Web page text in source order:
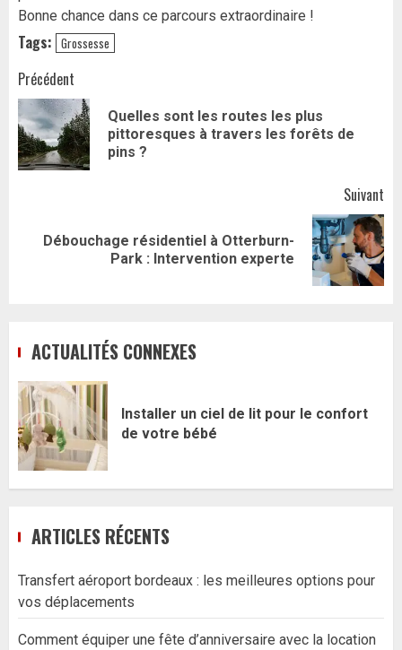
Bonne chance dans ce parcours extraordinaire !
Tags: Grossesse
Navigation
d’article
Précédent
Quelles sont les routes les plus
pittoresques à travers les forêts de
pins ?
Suivant
ArticleDébouchage résidentiel à Otterburn-
Park : Intervention experte
ACTUALITÉS CONNEXES
Installer un ciel de lit pour le confort
de votre bébé
ARTICLES RÉCENTS
Transfert aéroport bordeaux : les meilleures options pour
vos déplacements
Comment équiper une fête d’anniversaire avec la location